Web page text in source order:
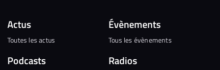
Actus
Toutes les actus
Podcasts
Évènements
Tous les évènements
Radios